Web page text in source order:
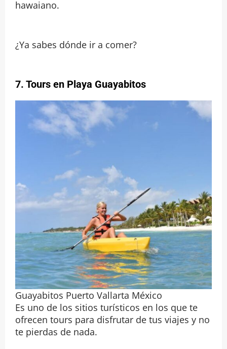
hawaiano.
¿Ya sabes dónde ir a comer?
7. Tours en Playa Guayabitos
Guayabitos Puerto Vallarta México
Es uno de los sitios turísticos en los que te
ofrecen tours para disfrutar de tus viajes y no
te pierdas de nada.